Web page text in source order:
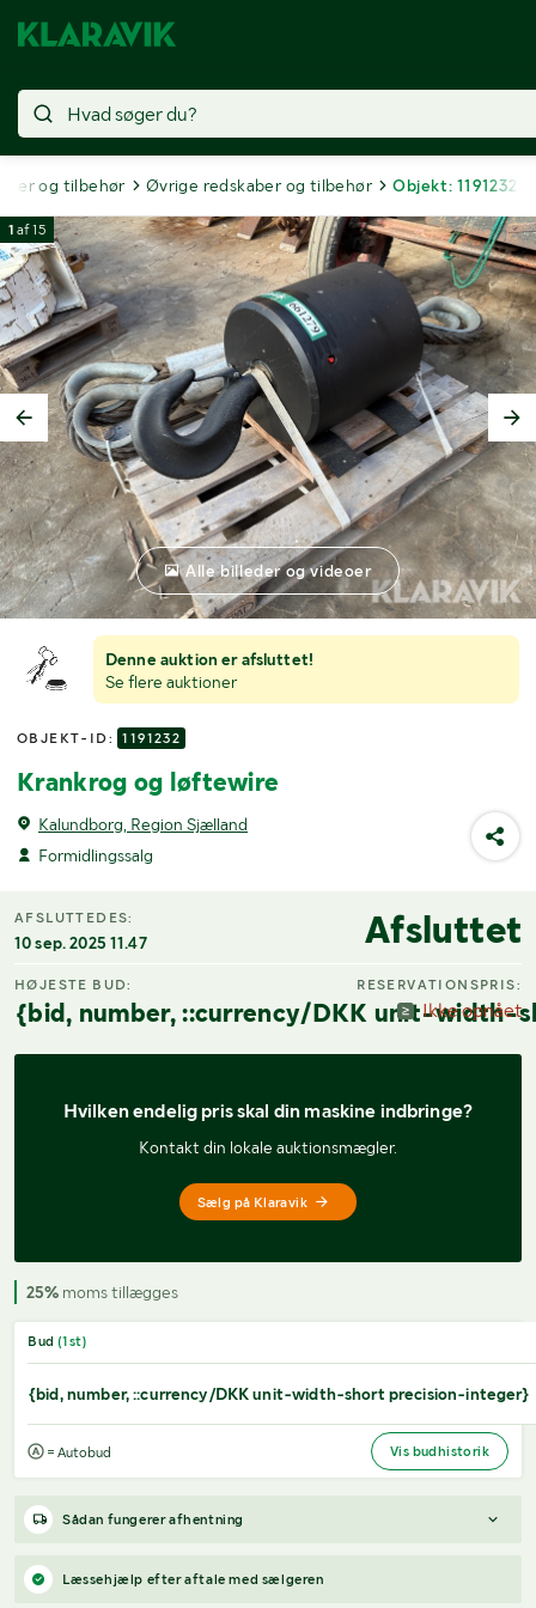
og tilbehør Øvrige redskaber og tilbehør Objekt: 1191232
Denne auktion er afsluttet!
Se flere auktioner
OBJEKT-ID: 1191232
Krankrog og løftewire
Kalundborg, Region Sjælland
Formidlingssalg
1 af15
Alle billeder og videoer
AFSLUTTEDES:
10 sep. 2025 11.47 Afsluttet
HØJESTE BUD:
{bid, number, ::currency/DKK unit-width-
RESERVATIONSPRIS:
Ikke opnået
Hvilken endelig pris skal din maskine indbringe?
Kontakt din lokale auktionsmægler.
Sælg på Klaravik
25% moms tillægges
Bud (1st)
{bid, number, ::currency/DKK unit-width-short precision-integer}
= Autobud Vis budhistorik
Sådan fungerer afhentning
Varen forbliver hos sælgeren, indtil køberen har betalt for
varen. Når betalingen er modtaget, får køberen adgang til
Læssehjælp efter aftale med sælgeren